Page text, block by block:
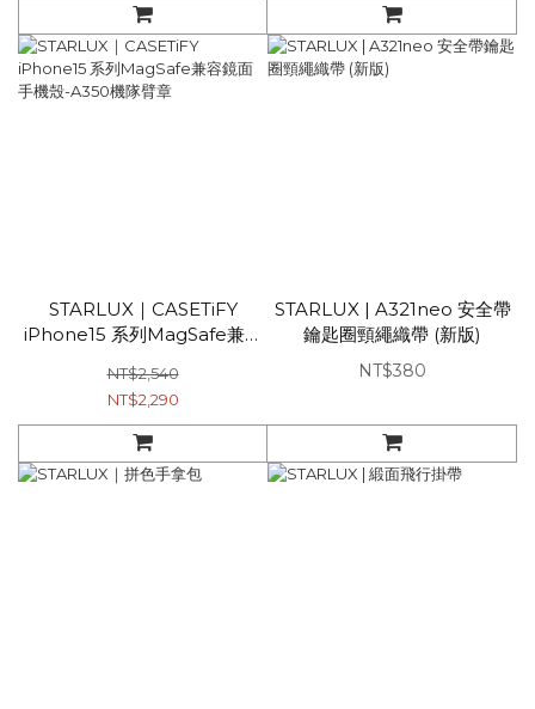
STARLUX｜CASETiFY
iPhone15 系列MagSafe兼容
NT$2,540
NT$2,290
STARLUX | A321neo 安全帶
鑰匙圈頸繩織帶 (新版)
NT$380